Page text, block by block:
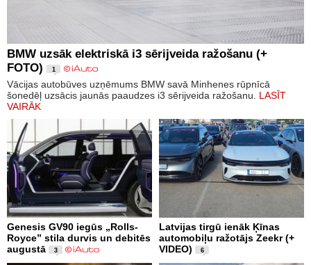
BMW uzsāk elektriskā i3 sērijveida ražošanu (+
FOTO)
1
Vācijas autobūves uzņēmums BMW savā Minhenes rūpnīcā
šonedēļ uzsācis jaunās paaudzes i3 sērijveida ražošanu. LASĪT
VAIRĀK
Genesis GV90 iegūs „Rolls-
Royce” stila durvis un debitēs
augustā
3
Latvijas tirgū ienāk Ķīnas
automobiļu ražotājs Zeekr (+
VIDEO)
6